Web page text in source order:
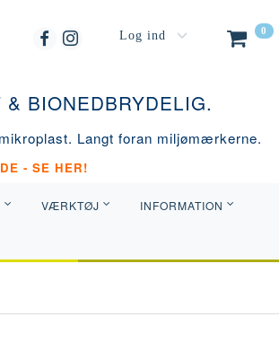
0
Log ind
BIONEDBRYDELIG.
Langt foran miljømærkerne.
- SE HER!
VÆRKTØJ INFORMATION